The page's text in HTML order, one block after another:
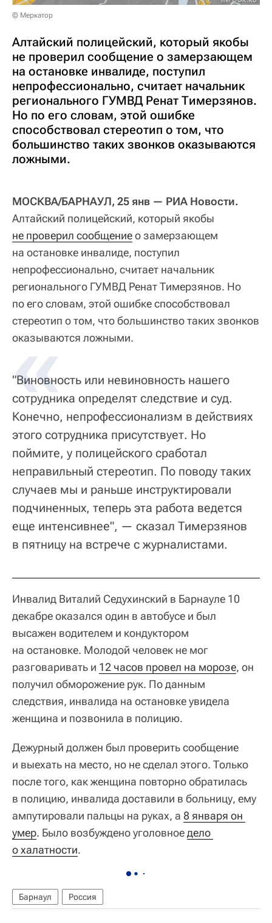
© Меркатор
Алтайский полицейский, который якобы
не проверил сообщение о замерзающем
на остановке инвалиде, поступил
непрофессионально, считает начальник
регионального ГУМВД Ренат Тимерзянов.
Но по его словам, этой ошибке
способствовал стереотип о том, что
большинство таких звонков оказываются
ложными.
МОСКВА/БАРНАУЛ, 25 янв — РИА Новости.
Алтайский полицейский, который якобы
не проверил сообщениео замерзающем
на остановке инвалиде, поступил
непрофессионально, считает начальник
регионального ГУМВД Ренат Тимерзянов. Но
по его словам, этой ошибке способствовал
стереотип о том, что большинство таких звонков
оказываются ложными.
"Виновность или невиновность нашего
сотрудника определят следствие и суд.
Конечно, непрофессионализм в действиях
этого сотрудника присутствует. Но
поймите, у полицейского сработал
неправильный стереотип. По поводу таких
случаев мы и раньше инструктировали
подчиненных, теперь эта работа ведется
еще интенсивнее", — сказал Тимерзянов
в пятницу на встрече с журналистами.
Инвалид Виталий Седухинский в Барнауле 10
декабре оказался один в автобусе и был
высажен водителем и кондуктором
на остановке. Молодой человек не мог
разговаривать и 12 часов провел на морозе, он
получил обморожение рук. По данным
следствия, инвалида на остановке увидела
женщина и позвонила в полицию.
Дежурный должен был проверить сообщение
и выехать на место, но не сделал этого. Только
после того, как женщина повторно обратилась
в полицию, инвалида доставили в больницу, ему
ампутировали пальцы на руках, а 8 января он
умер. Было возбуждено уголовноедело
о халатности.
Барнаул Россия